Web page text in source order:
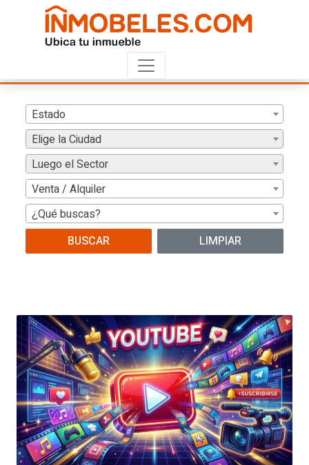
Estado
Elige la Ciudad
Luego el Sector
Venta / Alquiler
¿Qué buscas?
BUSCAR
LIMPIAR